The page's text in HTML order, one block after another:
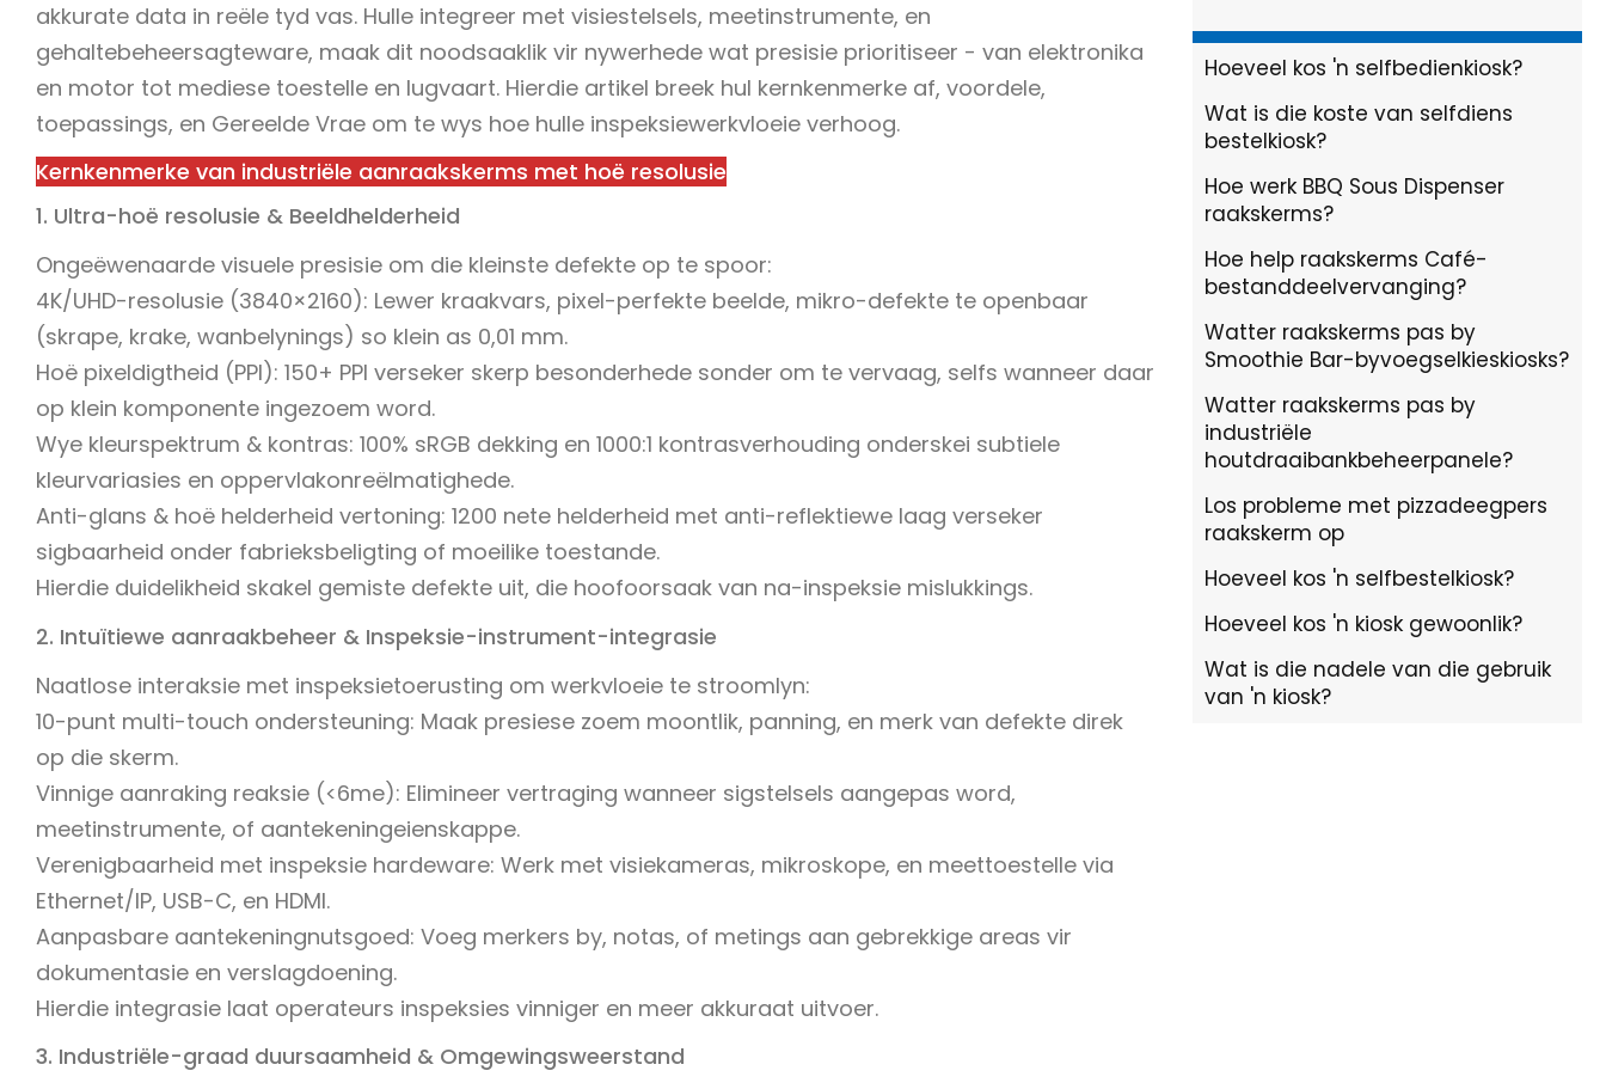
akkurate data in reële tyd vas. Hulle integreer met visiestelsels, meetinstrumente, en
gehaltebeheersagteware, maak dit noodsaaklik vir nywerhede wat presisie prioritiseer - van elektronika
en motor tot mediese toestelle en lugvaart. Hierdie artikel breek hul kernkenmerke af, voordele,
toepassings, en Gereelde Vrae om te wys hoe hulle inspeksiewerkvloeie verhoog.
Kernkenmerke van industriële aanraakskerms met hoë resolusie
1. Ultra-hoë resolusie & Beeldhelderheid
Ongeëwenaarde visuele presisie om die kleinste defekte op te spoor:
4K/UHD-resolusie (3840×2160): Lewer kraakvars, pixel-perfekte beelde, mikro-defekte te openbaar
(skrape, krake, wanbelynings) so klein as 0,01 mm.
Hoë pixeldigtheid (PPI): 150+ PPI verseker skerp besonderhede sonder om te vervaag, selfs wanneer daar
op klein komponente ingezoem word.
Wye kleurspektrum & kontras: 100% sRGB dekking en 1000:1 kontrasverhouding onderskei subtiele
kleurvariasies en oppervlakonreëlmatighede.
Anti-glans & hoë helderheid vertoning: 1200 nete helderheid met anti-reflektiewe laag verseker
sigbaarheid onder fabrieksbeligting of moeilike toestande.
Hierdie duidelikheid skakel gemiste defekte uit, die hoofoorsaak van na-inspeksie mislukkings.
2. Intuïtiewe aanraakbeheer & Inspeksie-instrument-integrasie
Naatlose interaksie met inspeksietoerusting om werkvloeie te stroomlyn:
10-punt multi-touch ondersteuning: Maak presiese zoem moontlik, panning, en merk van defekte direk
op die skerm.
Vinnige aanraking reaksie (<6me): Elimineer vertraging wanneer sigstelsels aangepas word,
meetinstrumente, of aantekeningeienskappe.
Verenigbaarheid met inspeksie hardeware: Werk met visiekameras, mikroskope, en meettoestelle via
Ethernet/IP, USB-C, en HDMI.
Aanpasbare aantekeningnutsgoed: Voeg merkers by, notas, of metings aan gebrekkige areas vir
dokumentasie en verslagdoening.
Hierdie integrasie laat operateurs inspeksies vinniger en meer akkuraat uitvoer.
3. Industriële-graad duursaamheid & Omgewingsweerstand
Hoeveel kos 'n selfbedienkiosk?
Wat is die koste van selfdiens
bestelkiosk?
Hoe werk BBQ Sous Dispenser
raakskerms?
Hoe help raakskerms Café-
bestanddeelvervanging?
Watter raakskerms pas by
Smoothie Bar-byvoegselkieskiosks?
Watter raakskerms pas by
industriële
houtdraaibankbeheerpanele?
Los probleme met pizzadeegpers
raakskerm op
Hoeveel kos 'n selfbestelkiosk?
Hoeveel kos 'n kiosk gewoonlik?
Wat is die nadele van die gebruik
van 'n kiosk?